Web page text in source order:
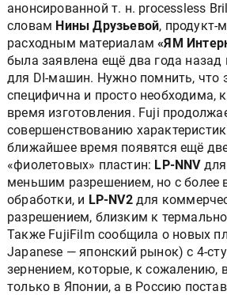
анонсированной т. н. processless
словам Нины Друзьевой, продукт-
расходным материалам«ЯМ
была заявлена ещё два года назад
для DI-машин. Нужно помнить, что
специфична и просто необходима,
время изготовления. Fuji
совершенствованию характеристик
ближайшее время появятся ещё
«фиолетовых» пластин: LP-NNVдля
меньшим разрешением, но с более
обработки, и LP-NV2для
разрешением, близким к
Также FujiFilm сообщила о новых
Japanese — японский рынок) с 4-
зернением, которые, к сожалению,
только в Японии, а в Россию